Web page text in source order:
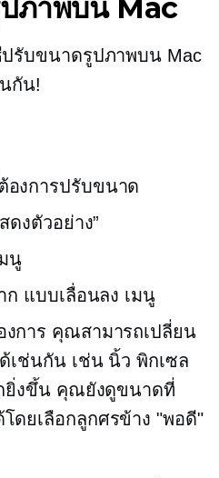
ภาพบน Mac
รับขนาดรูปภาพบน Mac
กัน!
งการปรับขนาด
ดงตัวอย่าง”
นู
ก แบบเลื่อนลง เมนู
การ คุณสามารถเปลี่ยน
เช่นกัน เช่น นิ้ว พิกเซล
ยิ่งขึ้น คุณยังดูขนาดที่
ดยเลือกลูกศรข้าง "พอดี"